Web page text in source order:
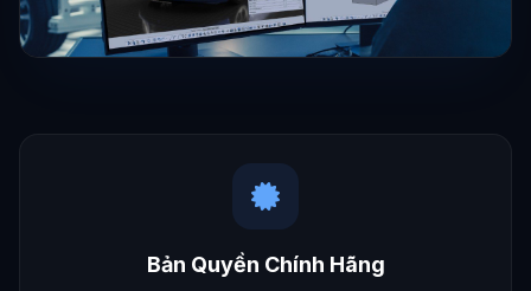
Bản quyền chính hãng — Chi phí tối ưu —
Bản Quyền Chính Hãng